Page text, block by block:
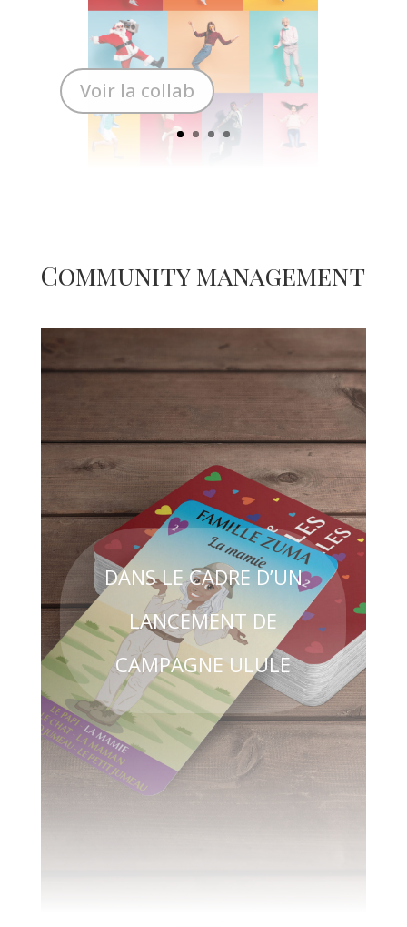
Voir la collab
Community management
DANS LE CADRE D’UN
LANCEMENT DE
CAMPAGNE ULULE